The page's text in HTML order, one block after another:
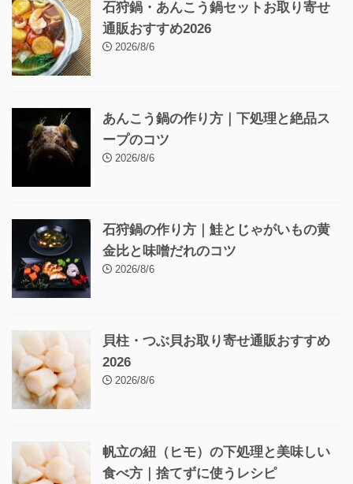
石狩鍋・あんこう鍋セットお取り寄せ
通販おすすめ2026
2026/8/6
あんこう鍋の作り方｜下処理と絶品ス
ープのコツ
2026/8/6
石狩鍋の作り方｜鮭とじゃがいもの黄
金比と味噌だれのコツ
2026/8/6
貝柱・つぶ貝お取り寄せ通販おすすめ
2026
2026/8/6
帆立の紐（ヒモ）の下処理と美味しい
食べ方｜捨てずに使うレシピ